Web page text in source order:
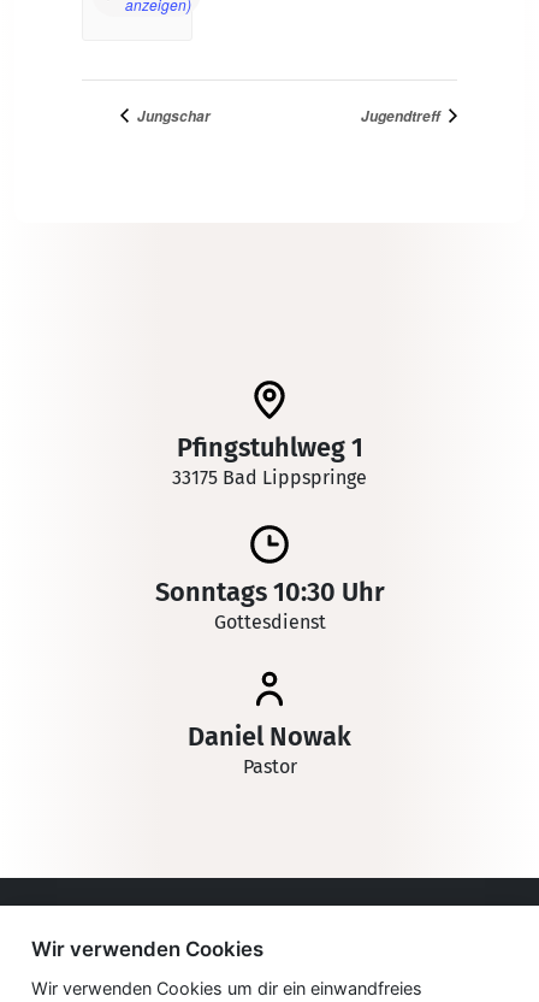
Jungschar Jugendtreff
Pfingstuhlweg 1
33175 Bad Lippspringe
Sonntags 10:30 Uhr
Gottesdienst
Daniel Nowak
Pastor
Impressum
Datenschutzerklärung
Wir verwenden Cookies
Wir verwenden Cookies um dir ein einwandfreies